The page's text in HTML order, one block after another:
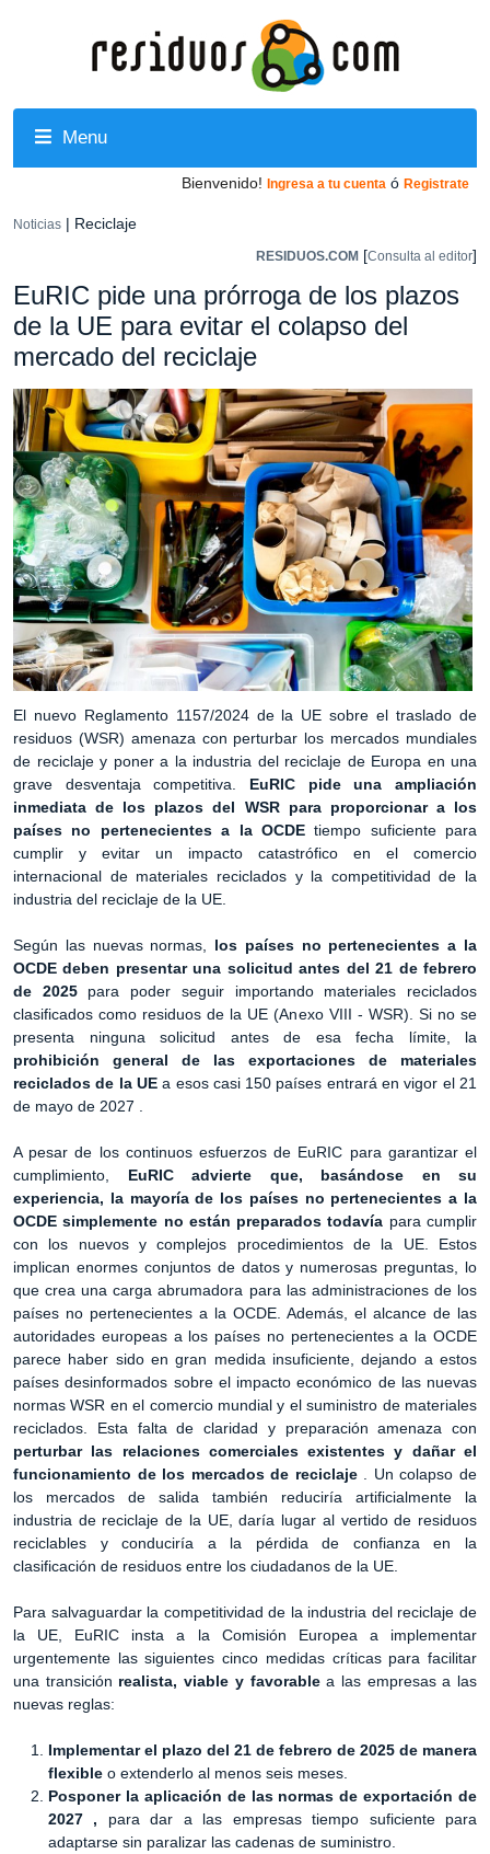
Menu
Bienvenido! Ingresa a tu cuenta ó Registrate
Noticias | Reciclaje
RESIDUOS.COM [Consulta al editor]
EuRIC pide una prórroga de los plazos
de la UE para evitar el colapso del
mercado del reciclaje
El nuevo Reglamento 1157/2024 de la UE sobre el traslado de
residuos (WSR) amenaza con perturbar los mercados mundiales
de reciclaje y poner a la industria del reciclaje de Europa en una
grave desventaja competitiva. EuRIC pide una ampliación
inmediata de los plazos del WSR para proporcionar a los
países no pertenecientes a la OCDEtiempo suficiente para
cumplir y evitar un impacto catastrófico en el comercio
internacional de materiales reciclados y la competitividad de la
industria del reciclaje de la UE.
Según las nuevas normas,
los países no pertenecientes a la
OCDE deben presentar una solicitud antes del 21 de febrero
de 2025para poder seguir importando materiales reciclados
clasificados como residuos de la UE (Anexo VIII - WSR). Si no se
presenta ninguna solicitud antes de esa fecha límite, la
prohibición general de las exportaciones de materiales
reciclados de la UEa esos casi 150 países entrará en vigor el 21
de mayo de 2027 .
A pesar de los continuos esfuerzos de EuRIC para garantizar el
cumplimiento, EuRIC advierte que, basándose en su
experiencia, la mayoría de los países no pertenecientes a la
OCDE simplemente no están preparados todavía para cumplir
con los nuevos y complejos procedimientos de la UE. Estos
implican enormes conjuntos de datos y numerosas preguntas, lo
que crea una carga abrumadora para las administraciones de los
países no pertenecientes a la OCDE. Además, el alcance de las
autoridades europeas a los países no pertenecientes a la OCDE
parece haber sido en gran medida insuficiente, dejando a estos
países desinformados sobre el impacto económico de las nuevas
normas WSR en el comercio mundial y el suministro de materiales
reciclados. Esta falta de claridad y preparación amenaza con
perturbar las relaciones comerciales existentes y dañar el
funcionamiento de los mercados de reciclaje
. Un colapso de
los mercados de salida también reduciría artificialmente la
industria de reciclaje de la UE, daría lugar al vertido de residuos
reciclables y conduciría a la pérdida de confianza en la
clasificación de residuos entre los ciudadanos de la UE.
Para salvaguardar la competitividad de la industria del reciclaje de
la UE, EuRIC insta a la Comisión Europea a implementar
urgentemente las siguientes cinco medidas críticas para facilitar
una transición realista, viable y favorablea las empresas a las
nuevas reglas:
Implementar el plazo del 21 de febrero de 2025 de manera
flexible o extenderlo al menos seis meses.
Posponer la aplicación de las normas de exportación de
2027 , para dar a las empresas tiempo suficiente para
adaptarse sin paralizar las cadenas de suministro.